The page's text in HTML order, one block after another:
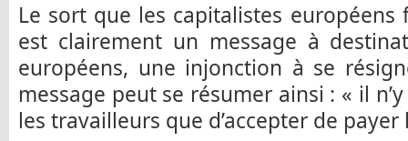
Le sort que les capitalistes
est clairement un message à
européens, une injonction à se
message peut se résumer ainsi : « il
les travailleurs que d’accepter de